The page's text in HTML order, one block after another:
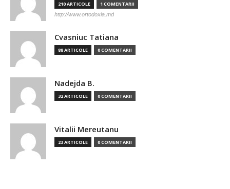
210 ARTICOLE 1 COMENTARII
http://www.ortodoxia.md
Cvasniuc Tatiana
88 ARTICOLE 0 COMENTARII
Nadejda B.
32 ARTICOLE 0 COMENTARII
Vitalii Mereutanu
23 ARTICOLE 0 COMENTARII